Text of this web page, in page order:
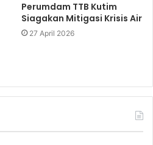
Perumdam TTB Kutim
Siagakan Mitigasi Krisis Air
27 April 2026